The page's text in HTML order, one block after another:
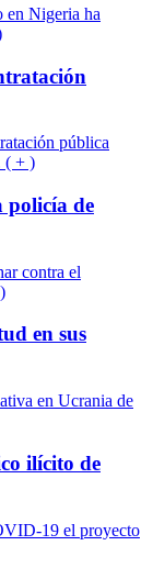
en Nigeria ha
pública
( + )
policía de
contra el
en sus
en Ucrania de
ilícito de
19 el proyecto